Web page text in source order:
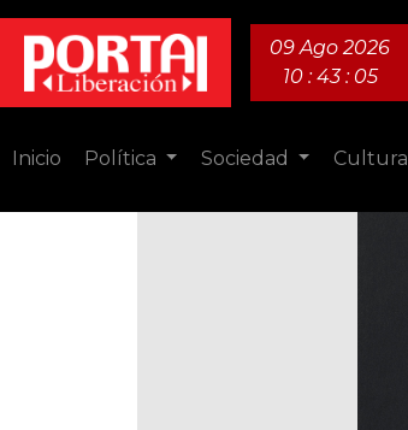
09 Ago 2026
10 : 43 : 06
Inicio Política Sociedad Cultura